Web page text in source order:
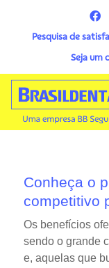
Pesquisa de
Seja um
Conheça o
competitivo
Os benefícios
sendo o grande
e, aquelas que